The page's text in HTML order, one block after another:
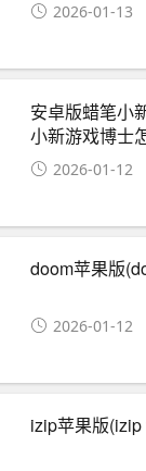
2026-01-13
安卓版蜡笔小
小新游戏博士
2026-01-12
doom苹果版
2026-01-12
izip苹果版(izip